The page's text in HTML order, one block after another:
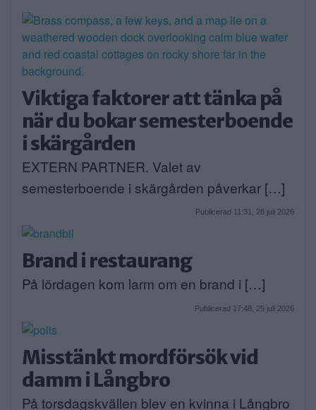
Viktiga faktorer att tänka på
när du bokar semesterboende
i skärgården
EXTERN PARTNER. Valet av
semesterboende i skärgården påverkar […]
Publicerad 11:31, 28 juli 2026
Brand i restaurang
På lördagen kom larm om en brand i […]
Publicerad 17:48, 25 juli 2026
Misstänkt mordförsök vid
damm i Långbro
På torsdagskvällen blev en kvinna i Långbro